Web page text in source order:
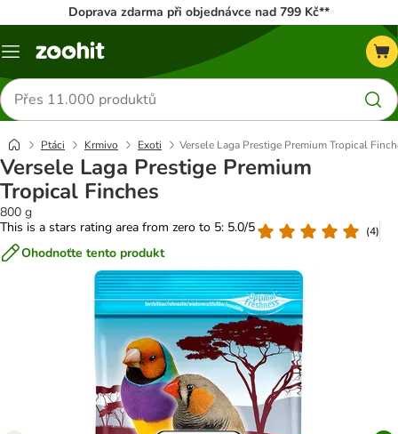
Doprava zdarma při objednávce nad 799 Kč**
Menu
Hledat
produkty
Ptáci Krmivo Exoti Versele Laga Prestige Premium Tropical
Versele Laga Prestige Premium
Tropical Finches
800 g
This is a stars rating area from zero to 5: 5.0/5
(4)
Ohodnoťte tento produkt